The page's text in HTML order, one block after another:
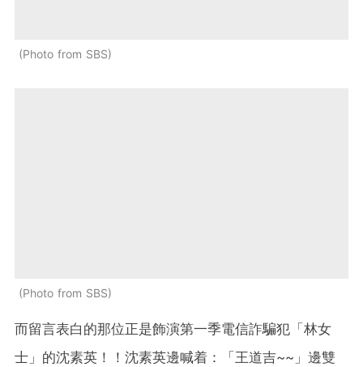
Photo from SBS
Photo from SBS
而留言表白的那位正是飾演第一季電信詐騙犯「林女
士」的沈素英！！沈素英邊喊着：「王道吉~~」邊雙